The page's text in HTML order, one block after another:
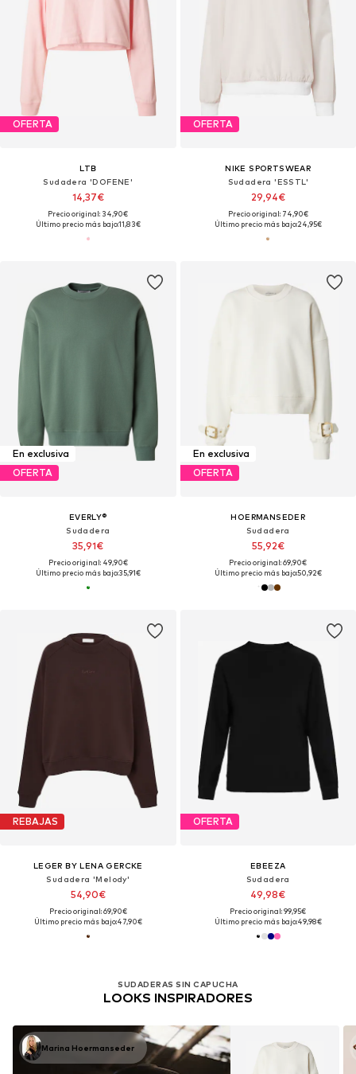
OFERTA
LTB
Sudadera 'DOFENE'
14,37€
Precio original: 34,90€
Último precio más bajo:11,83€
OFERTA
NIKE SPORTSWEAR
Sudadera 'ESSTL'
29,94€
Precio original: 74,90€
Último precio más bajo:24,95€
En exclusiva
OFERTA
EVERLY®
Sudadera
35,91€
Precio original: 49,90€
Último precio más bajo:35,91€
En exclusiva
OFERTA
HOERMANSEDER
Sudadera
55,92€
Precio original: 69,90€
Último precio más bajo:50,92€
REBAJAS
LEGER BY LENA GERCKE
Sudadera 'Melody'
54,90€
Precio original: 69,90€
Último precio más bajo:47,90€
SUDADERAS SIN CAPUCHA
LOOKS INSPIRADORES
Marina Hoermanseder
OFERTA
EBEEZA
Sudadera
49,98€
Precio original: 99,95€
Último precio más bajo:49,98€